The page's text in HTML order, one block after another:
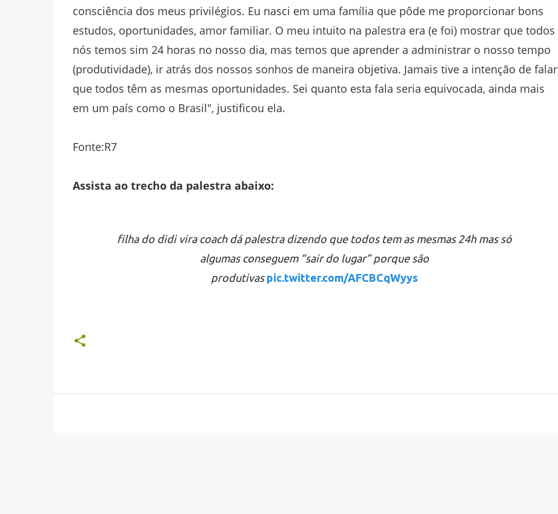
consciência dos meus privilégios. Eu nasci em uma família que pôde me proporcionar bons
estudos, oportunidades, amor familiar. O meu intuito na palestra era (e foi) mostrar que todos
nós temos sim 24 horas no nosso dia, mas temos que aprender a administrar o nosso tempo
(produtividade), ir atrás dos nossos sonhos de maneira objetiva. Jamais tive a intenção de falar
que todos têm as mesmas oportunidades. Sei quanto esta fala seria equivocada, ainda mais
em um país como o Brasil", justificou ela.
Fonte:R7
Assista ao trecho da palestra abaixo:
filha do didi vira coach dá palestra dizendo que todos tem as mesmas 24h mas só
algumas conseguem “sair do lugar” porque são
produtivas pic.twitter.com/AFCBCqWyys